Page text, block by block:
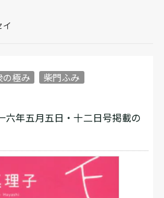
イ
の極み 柴門ふみ
六年五月五日・十二日号掲載の